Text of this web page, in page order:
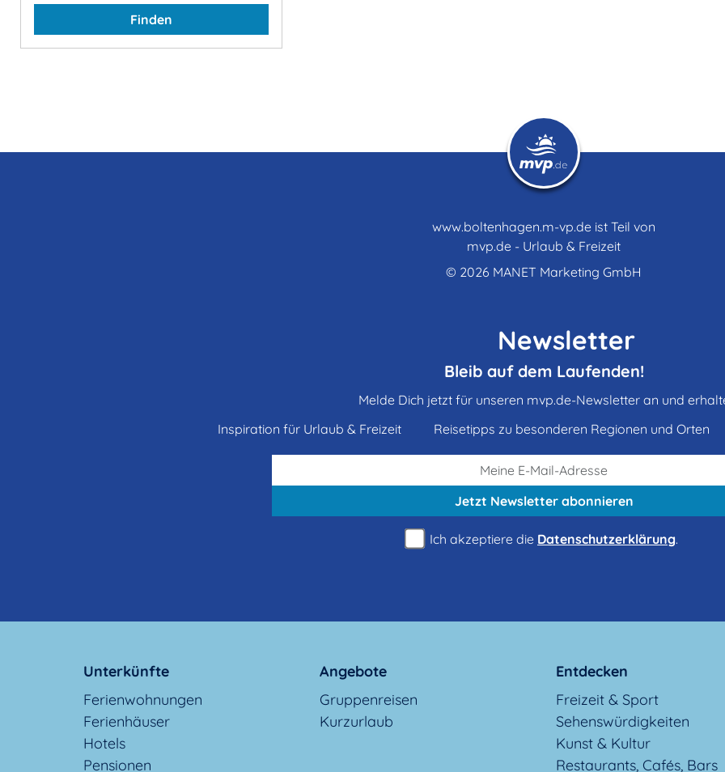
Finden
www.boltenhagen.m-vp.de ist Teil von
mvp.de - Urlaub & Freizeit
© 2026 MANET Marketing GmbH
Newsletter
Bleib auf dem Laufenden!
Melde Dich jetzt für unseren mvp.de-Newsletter an und
Inspiration für Urlaub & Freizeit
Reisetipps zu besonderen Regionen und Orten
Jetzt Newsletterabonnieren
Ich akzeptiere die Datenschutzerklärung.
Unterkünfte
Ferienwohnungen
Ferienhäuser
Hotels
Pensionen
Angebote
Gruppenreisen
Kurzurlaub
Entdecken
Freizeit & Sport
Sehenswürdigkeiten
Kunst & Kultur
Restaurants, Cafés, Bars